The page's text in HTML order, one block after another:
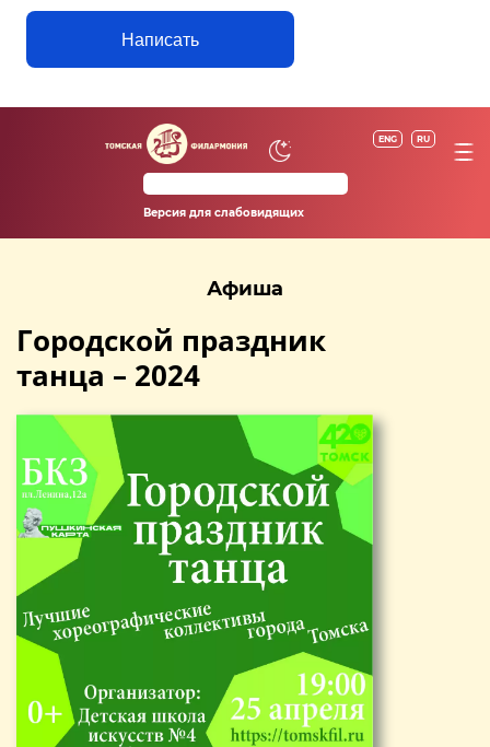
Написать
ENG RU
Версия для слабовидящих
Афиша
Городской праздник
танца – 2024